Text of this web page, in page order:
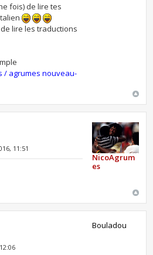
fois) de lire tes
lire les traductions
/ agrumes nouveau-
11:51
NicoAgrum
es
Bouladou